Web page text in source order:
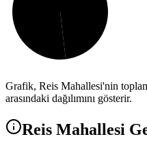
Grafik, Reis Mahallesi'nin
arasındaki dağılımını gösterir.
Reis Mahallesi